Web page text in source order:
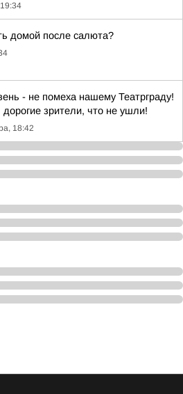
домой после салюта?
- не помеха нашему Театрграду!
зрители, что не ушли!
18:42